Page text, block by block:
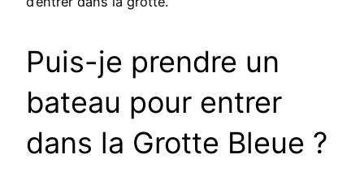
Puis-je prendre un
bateau pour entrer
dans la Grotte Bleue ?